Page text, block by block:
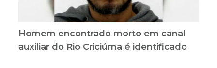
Homem encontrado morto em canal
auxiliar do Rio Criciúma é identificado